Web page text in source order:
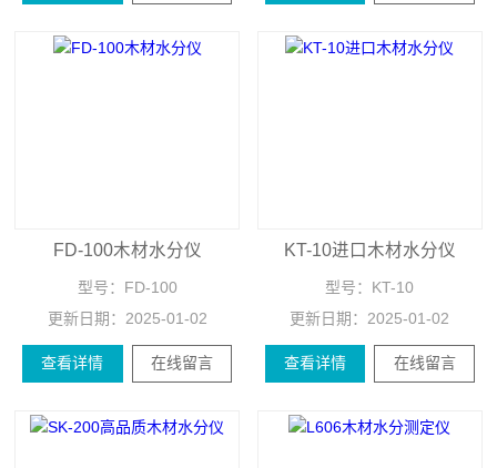
FD-100木材水分仪
型号： FD-100
更新日期： 2025-01-02
查看详情 在线留言
KT-10进口木材水分仪
型号： KT-10
更新日期：2025-01-02
查看详情 在线留言